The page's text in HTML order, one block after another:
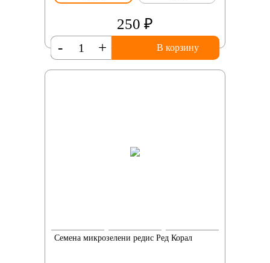
250 ₽
+
- В корзину
Семена микрозелени редис Ред Корал